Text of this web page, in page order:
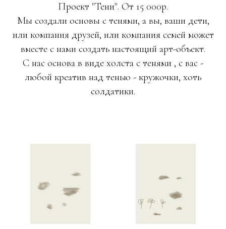
Проект "Тени". От 15 000р.
Мы создали основы с тенями, а вы, ваши дети,
или компания друзей, или компания семей может
вместе с нами создать настоящий арт-объект.
С нас основа в виде холста с тенями , с вас -
любой креатив над тенью - кружочки, хоть
солдатики.